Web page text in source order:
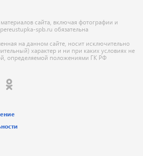
сайта, включая фотографии и
spb.ru обязательна
на данном сайте, носит исключительно
характер и ни при каких условиях не
определяемой положениями ГК РФ